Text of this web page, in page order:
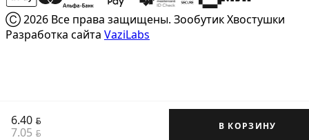
6.40 BYN
7.05 BYN
В КОРЗИНУ
Ⓒ 2026 Все права защищены. Зообутик Хвостушки
Разработка сайта VaziLabs